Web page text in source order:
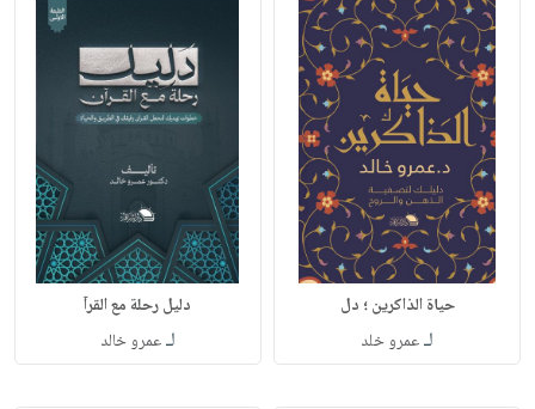
حياة الذاكرين ؛ دل
لـعمرو خلد
دليل رحلة مع القرآ
لـعمرو خالد